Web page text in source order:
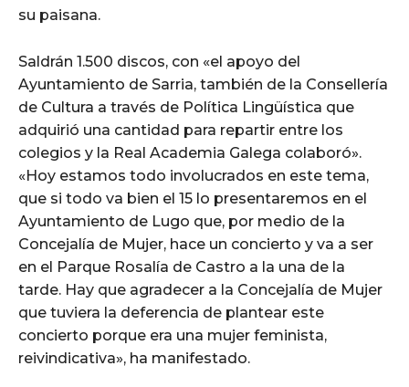
su paisana.
Saldrán 1.500 discos, con «el apoyo del
Ayuntamiento de Sarria, también de la Consellería
de Cultura a través de Política Lingüística que
adquirió una cantidad para repartir entre los
colegios y la Real Academia Galega colaboró».
«Hoy estamos todo involucrados en este tema,
que si todo va bien el 15 lo presentaremos en el
Ayuntamiento de Lugo que, por medio de la
Concejalía de Mujer, hace un concierto y va a ser
en el Parque Rosalía de Castro a la una de la
tarde. Hay que agradecer a la Concejalía de Mujer
que tuviera la deferencia de plantear este
concierto porque era una mujer feminista,
reivindicativa», ha manifestado.